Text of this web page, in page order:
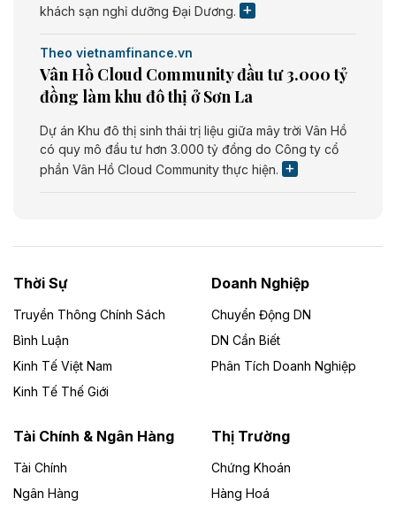
khách sạn nghỉ dưỡng Đại Dương.
Theo vietnamfinance.vn
Vân Hồ Cloud Community đầu tư 3.000 tỷ
đồng làm khu đô thị ở Sơn La
Dự án Khu đô thị sinh thái trị liệu giữa mây trời Vân Hồ
có quy mô đầu tư hơn 3.000 tỷ đồng do Công ty cổ
phần Vân Hồ Cloud Community thực hiện.
Dự án Nhà máy xử lý rác và phát điện Bắc Giang do
Công ty TNHH Năng lượng môi trường Bắc Giang làm
Theo vietnamfinance.vn
Đức Long Gia Lai mở rộng ‘hệ sinh thái’
Lai
Bốn doanh nghiệp có sự góp vốn của Công ty Cổ
phần Tập đoàn Đức Long Gia Lai (HoSE: DLG) được
Thời Sự
Truyền Thông Chính Sách
Bình Luận
Kinh Tế Việt Nam
Kinh Tế Thế Giới
Doanh Nghiệp
Chuyển Động DN
DN Cần Biết
Phân Tích Doanh Nghiệp
Tài Chính & Ngân Hàng
Tài Chính
Ngân Hàng
Thị Trường
Chứng Khoán
Hàng Hoá